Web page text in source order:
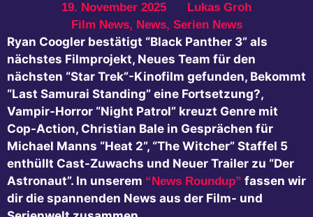
19. November 2025
Lukas Groh
Film News, News, Serien News
Ryan Coogler bestätigt “Black Panther 3” als
nächstes Filmprojekt, Neues Team für den
nächsten “Star Trek”-Kinofilm gefunden, Bekommt
“Last Samurai Standing” eine Fortsetzung?,
Vampir-Horror “Night Patrol” kreuzt Genre mit
Cop-Action, Christian Bale in Gesprächen für
Michael Manns “Heat 2”, “The Witcher” Staffel 5
enthüllt Cast-Zuwachs und Neuer Trailer zu “Der
Astronaut”. In unserem “News Roundup” fassen wir
dir die spannenden News aus der Film- und